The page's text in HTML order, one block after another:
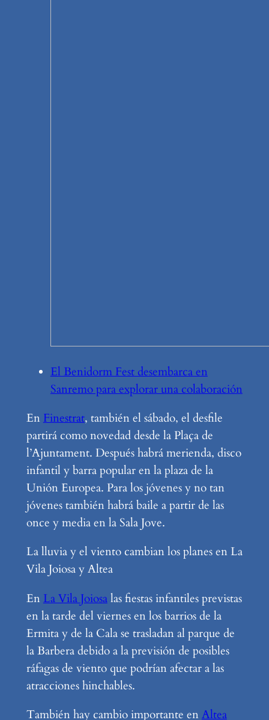
El Benidorm Fest desembarca en
Sanremo para explorar una colaboración
EnFinestrat, también el sábado, el desfile
partirá como novedad desde la Plaça de
l’Ajuntament. Después habrá merienda, disco
infantil y barra popular en la plaza de la
Unión Europea. Para los jóvenes y no tan
jóvenes también habrá baile a partir de las
once y media en la Sala Jove.
La lluvia y el viento cambian los planes en La
Vila Joiosa y Altea
En La Vila Joiosalas fiestas infantiles previstas
en la tarde del viernes en los barrios de la
Ermita y de la Cala se trasladan al parque de
la Barbera debido a la previsión de posibles
ráfagas de viento que podrían afectar a las
atracciones hinchables.
También hay cambio importante enAltea